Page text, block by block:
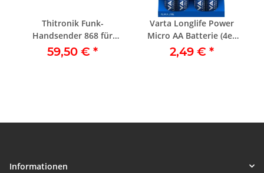
Thitronik Funk-
Handsender 868 für
WiPro III safe.lock, WiPro
59,50 €*
Varta Longlife Power
Micro AA Batterie (4er
Blister)
2,49 € *
Informationen